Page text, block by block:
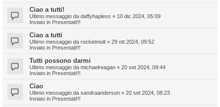
Ciao a tutti!
Ultimo messaggio da daffyhapless « 10 dic 2024, 05:09
Inviato in Presentati!!!
Ciao a tutti
Ultimo messaggio da rocketmolt « 29 ott 2024, 09:52
Inviato in Presentati!!!
Tutti possono darmi
Ultimo messaggio da michaelreagan « 20 set 2024, 09:44
Inviato in Presentati!!!
Ciao
Ultimo messaggio da sandraanderson « 20 set 2024, 08:23
Inviato in Presentati!!!